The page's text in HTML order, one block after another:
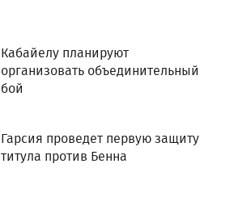
Кабайелу планируют
организовать объединительный
бой
Гарсия проведет первую защиту
титула против Бенна